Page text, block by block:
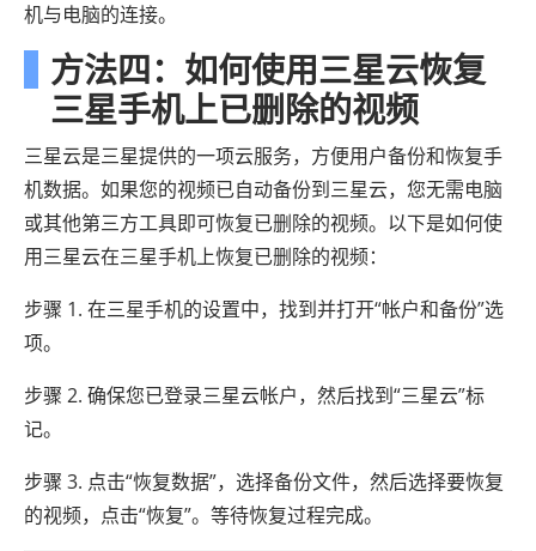
机与电脑的连接。
方法四：如何使用三星云恢复
三星手机上已删除的视频
三星云是三星提供的一项云服务，方便用户备份和恢复手
机数据。如果您的视频已自动备份到三星云，您无需电脑
或其他第三方工具即可恢复已删除的视频。以下是如何使
用三星云在三星手机上恢复已删除的视频：
步骤 1. 在三星手机的设置中，找到并打开“帐户和备份”选
项。
步骤 2. 确保您已登录三星云帐户，然后找到“三星云”标
记。
步骤 3. 点击“恢复数据”，选择备份文件，然后选择要恢复
的视频，点击“恢复”。等待恢复过程完成。